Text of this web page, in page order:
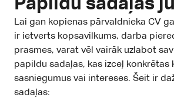
Papildu sadaļas
Lai gan kopienas pārvaldnieka CV
ir ietverts kopsavilkums, darba
prasmes, varat vēl vairāk uzlabot
papildu sadaļas, kas izceļ konkrētas
sasniegumus vai intereses. Šeit ir
sadaļas: